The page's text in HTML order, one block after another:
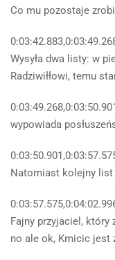
Co mu pozostaje
Wysyła dwa listy: w
Radziwiłłowi, temu
wypowiada
Natomiast kolejny
Fajny przyjaciel, który
no ale ok, Kmicic jest